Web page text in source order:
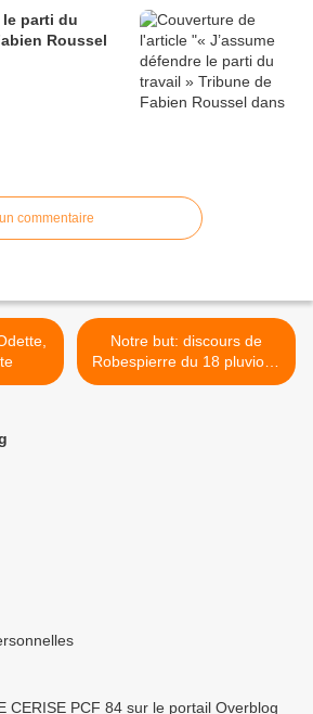
le parti du
commentaire
Notre but: discours de
Robespierre du 18 pluviose
an II - 5 février 1794 >
CERISE PCF 84 sur le portail Overblog